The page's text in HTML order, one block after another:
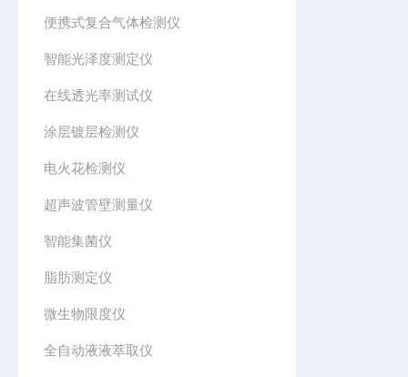
便携式复合气体检测仪
智能光泽度测定仪
在线透光率测试仪
涂层镀层检测仪
电火花检测仪
超声波管壁测量仪
智能集菌仪
脂肪测定仪
微生物限度仪
全自动液液萃取仪